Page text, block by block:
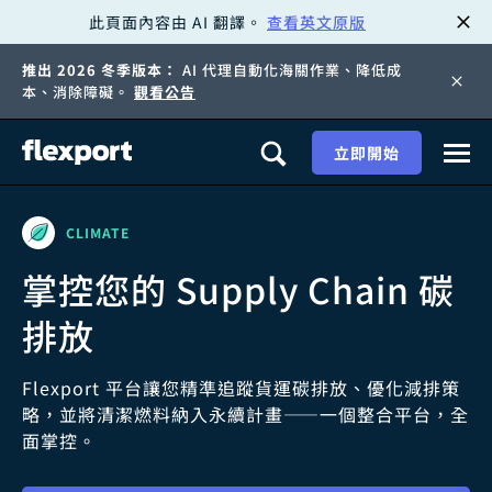
此頁面內容由 AI 翻譯。 查看英文原版
推出 2026 冬季版本： AI 代理自動化海關作業、降低成
本、消除障礙。 觀看公告
立即開始
CLIMATE
掌控您的 Supply Chain 碳
排放
Flexport 平台讓您精準追蹤貨運碳排放、優化減排策
略，並將清潔燃料納入永續計畫——一個整合平台，全
面掌控。